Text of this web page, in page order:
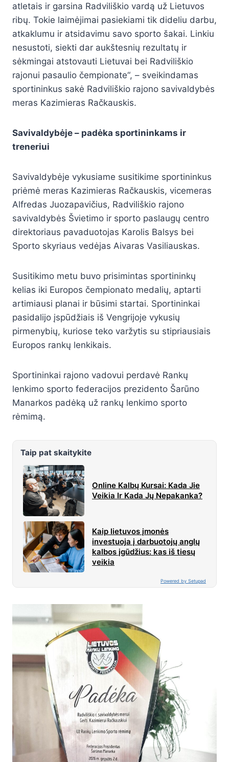
atletais ir garsina Radviliškio vardą už Lietuvos
ribų. Tokie laimėjimai pasiekiami tik dideliu darbu,
atkaklumu ir atsidavimu savo sporto šakai. Linkiu
nesustoti, siekti dar aukštesnių rezultatų ir
sėkmingai atstovauti Lietuvai bei Radviliškio
rajonui pasaulio čempionate“, – sveikindamas
sportininkus sakė Radviliškio rajono savivaldybės
meras Kazimieras Račkauskis.
Savivaldybėje – padėka sportininkams ir
treneriui
Savivaldybėje vykusiame susitikime sportininkus
priėmė meras Kazimieras Račkauskis, vicemeras
Alfredas Juozapavičius, Radviliškio rajono
savivaldybės Švietimo ir sporto paslaugų centro
direktoriaus pavaduotojas Karolis Balsys bei
Sporto skyriaus vedėjas Aivaras Vasiliauskas.
Susitikimo metu buvo prisimintas sportininkų
kelias iki Europos čempionato medalių, aptarti
artimiausi planai ir būsimi startai. Sportininkai
pasidalijo įspūdžiais iš Vengrijoje vykusių
pirmenybių, kuriose teko varžytis su stipriausiais
Europos rankų lenkikais.
Sportininkai rajono vadovui perdavė Rankų
lenkimo sporto federacijos prezidento Šarūno
Manarkos padėką už rankų lenkimo sporto
rėmimą.
Taip pat skaitykite
Online Kalbų Kursai: Kada Jie
Veikia Ir Kada Jų Nepakanka?
Kaip lietuvos įmonės
investuoja į darbuotojų anglų
kalbos įgūdžius: kas iš tiesų
veikia
Powered by Setupad